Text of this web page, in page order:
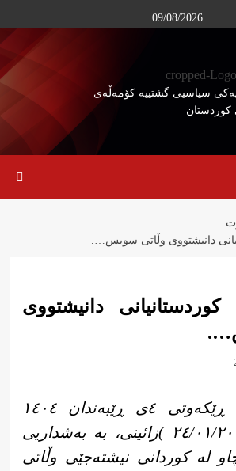
09/08/2026
سیاسیی گشتییە کۆمەڵەی
کوردستان
دانیشتووی وڵاتی سویس….
کوردستانیانی دانیشتووی
ڕۆژی شەممە ڕێکەوتی ٤ی ڕێبەندان ١٤٠٤
بەرامبەر بە(٢٤/٠١/٢٠٢٦ )زائینی، بە بەشداریی
لە کوردانی نیشتەجێی وڵاتی